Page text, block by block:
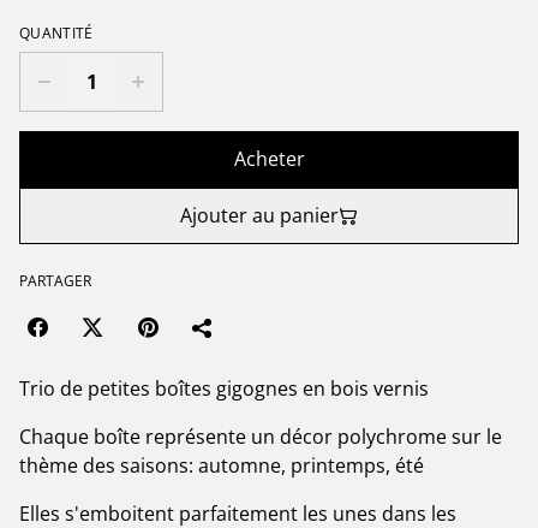
QUANTITÉ
Acheter
Ajouter au panier
PARTAGER
Trio de petites boîtes gigognes en bois vernis
Chaque boîte représente un décor polychrome sur le
thème des saisons: automne, printemps, été
Elles s'emboitent parfaitement les unes dans les